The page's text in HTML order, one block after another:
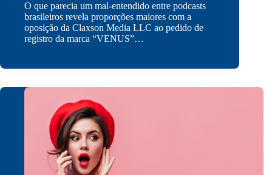
O que parecia um mal-entendido entre podcasts
brasileiros revela proporções maiores com a
oposição da Claxson Media LLC ao pedido de
registro da marca “VENUS”…